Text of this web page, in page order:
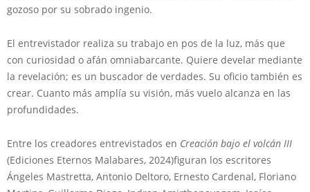
gozoso por su sobrado ingenio.
El entrevistador realiza su trabajo en pos de la luz, más que
con curiosidad o afán omniabarcante. Quiere develar mediante
la revelación; es un buscador de verdades. Su oficio también es
crear. Cuanto más amplía su visión, más vuelo alcanza en las
profundidades.
Entre los creadores entrevistados en Creación bajo el volcán III
(Ediciones Eternos Malabares, 2024)figuran los escritores
Ángeles Mastretta, Antonio Deltoro, Ernesto Cardenal, Floriano